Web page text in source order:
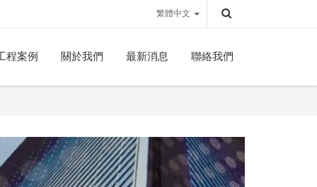
繁體中文
程案例 關於我們 最新消息 聯絡我們